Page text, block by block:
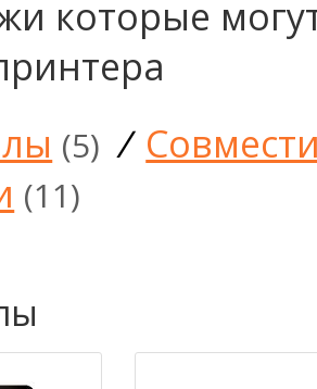
которые
(5) /
(11)